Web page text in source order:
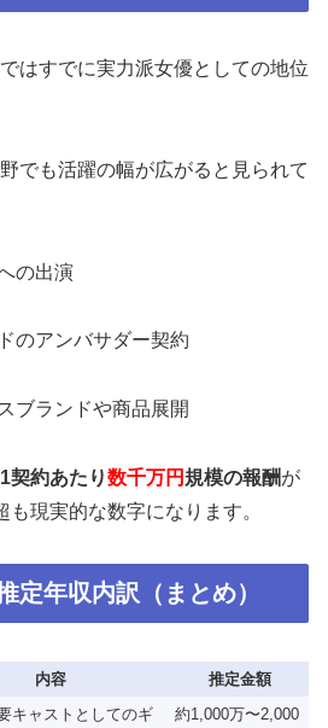
はすでに実力派女優としての地位
でも活躍の幅が広がると見られて
の出演
のアンバサダー契約
ブランドや商品展開
1契約あたり数千万円 規模の報酬が
現実的な数字になります。
定年収内訳（まとめ）
内容
推定金額
キャストとしてのギ
約1,000万〜2,000